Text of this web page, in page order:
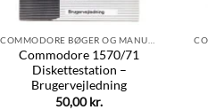
Commodore 1570/71
Diskettestation –
Brugervejledning
50,00kr.